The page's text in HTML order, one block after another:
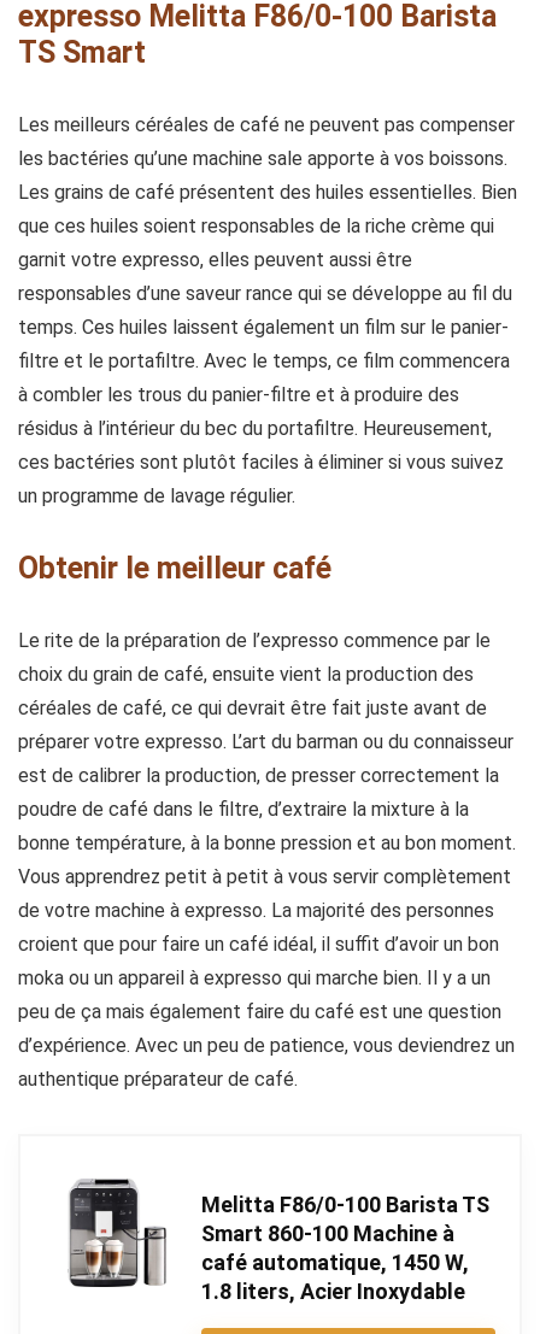
expresso Melitta F86/0-100 Barista
TS Smart
Les meilleurs céréales de café ne peuvent pas compenser
les bactéries qu’une machine sale apporte à vos boissons.
Les grains de café présentent des huiles essentielles. Bien
que ces huiles soient responsables de la riche crème qui
garnit votre expresso, elles peuvent aussi être
responsables d’une saveur rance qui se développe au fil du
temps. Ces huiles laissent également un film sur le panier-
filtre et le portafiltre. Avec le temps, ce film commencera
à combler les trous du panier-filtre et à produire des
résidus à l’intérieur du bec du portafiltre. Heureusement,
ces bactéries sont plutôt faciles à éliminer si vous suivez
un programme de lavage régulier.
Obtenir le meilleur café
Le rite de la préparation de l’expresso commence par le
choix du grain de café, ensuite vient la production des
céréales de café, ce qui devrait être fait juste avant de
préparer votre expresso. L’art du barman ou du connaisseur
est de calibrer la production, de presser correctement la
poudre de café dans le filtre, d’extraire la mixture à la
bonne température, à la bonne pression et au bon moment.
Vous apprendrez petit à petit à vous servir complètement
de votre machine à expresso. La majorité des personnes
croient que pour faire un café idéal, il suffit d’avoir un bon
moka ou un appareil à expresso qui marche bien. Il y a un
peu de ça mais également faire du café est une question
d’expérience. Avec un peu de patience, vous deviendrez un
authentique préparateur de café.
Melitta F86/0-100 Barista TS
Smart 860-100 Machine à
café automatique, 1450 W,
1.8 liters, Acier Inoxydable